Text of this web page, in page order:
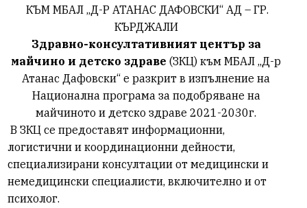
КЪМ МБАЛ ,,Д-Р АТАНАС ДАФОВСКИ“ АД – ГР.
КЪРДЖАЛИ
Здравно-консултативният център за
майчино и детско здраве(ЗКЦ) към МБАЛ ,,Д-р
Атанас Дафовски“ е разкрит в изпълнение на
Национална програма за подобряване на
майчиното и детско здраве 2021-2030г.
В ЗКЦсе предоставятинформационни,
логистични и координационни дейности,
специализирани консултации от медицински и
немедицински специалисти, включително и от
психолог.